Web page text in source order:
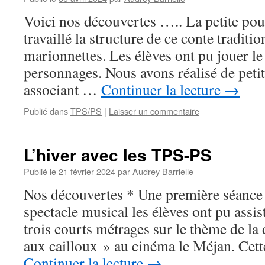
Voici nos découvertes ….. La petite
travaillé la structure de ce conte
marionnettes. Les élèves ont pu jouer
personnages. Nous avons réalisé de
associant … Continuer la lecture →
Publié dansTPS/PS | Laisser un commentaire
L’hiver avec les TPS-PS
Publié le21 février 2024parAudrey Barrielle
Nos découvertes * Une première
spectacle musical les élèves ont pu
trois courts métrages sur le thème de
aux cailloux » au cinéma le Méjan.